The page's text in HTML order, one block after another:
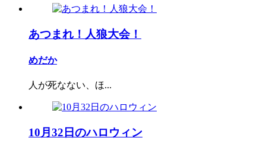
あつまれ！人狼大会！
めだか
人が死なない、ほ...
10月32日のハロウィン